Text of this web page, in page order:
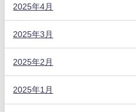
2025年4月
2025年3月
2025年2月
2025年1月